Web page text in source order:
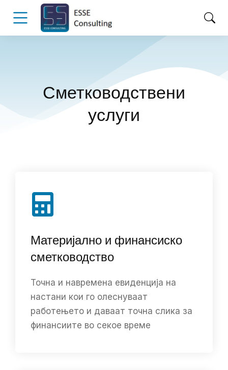
Сметководствени
услуги
Материјално и финансиско
сметководство
Точна и навремена евиденција на
настани кои го олеснуваат
работењето и даваат точна слика за
финансиите во секое време